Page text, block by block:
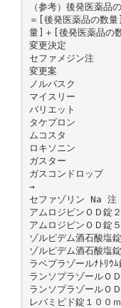
（参考）後発医薬品
＝[後発医薬品の数
量]＋[後発医薬品の
変更決定
セファメジン注
変更案
ノルバスク
マイスリー
パリエット
タケプロン
ムコスタ
ロキソニン
ガスター
ガスコンドロップ
→
セファゾリン Na 注
アムロジピンＯＤ錠
アムロジピンＯＤ錠
ゾルピデム酒石酸塩
ゾルピデム酒石酸塩
ラベプラゾールﾅﾄﾘｳﾑ
ランソプラゾールＯ
ランソプラゾールＯ
レバミピド錠１００